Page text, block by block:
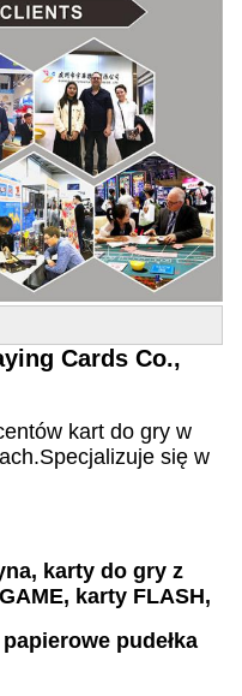
Cards Co.,
kart do gry w
Specjalizuje się w
karty do gry z
karty FLASH,
pudełka